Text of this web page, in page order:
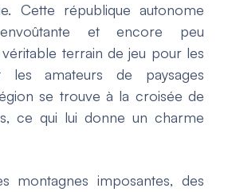
Cette république autonome
et encore peu
terrain de jeu pour les
les amateurs de paysages
se trouve à la croisée de
ce qui lui donne un charme
montagnes imposantes, des